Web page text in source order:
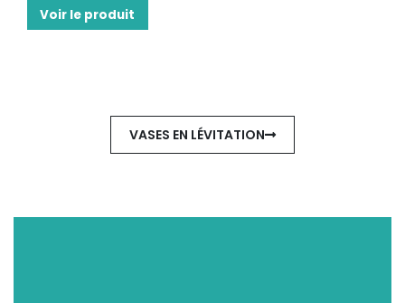
Voir le produit
VASES EN LÉVITATION